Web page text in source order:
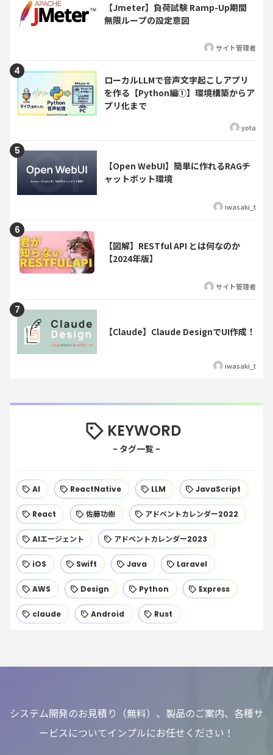
【Jmeter】負荷試験 Ramp-Up期間
無限ループの設定意図
サイト管理者
ローカルLLMで音声文字起こしアプリ
を作る【Python編①】環境構築からア
プリ化まで
yota
【Open WebUI】簡単に作れるRAGチ
ャットボット環境
iwasaki_t
【図解】RESTful API とは何なのか
【2024年版】
サイト管理者
【Claude】Claude DesignでUI作成！
iwasaki_t
KEYWORD
AI ReactNative LLM JavaScript
React 佐藤功樹 アドベントカレンダー2022
AIエージェント アドベントカレンダー2023
iOS Swift Java Laravel
AWS Design Python Express
claude Android Rust
システム開発のお見積り（無料）、製品のご案内、各種サ
ービスについてインプルにお任せください！